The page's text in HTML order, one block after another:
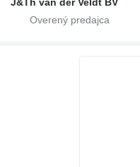
J&Th van der Veldt BV